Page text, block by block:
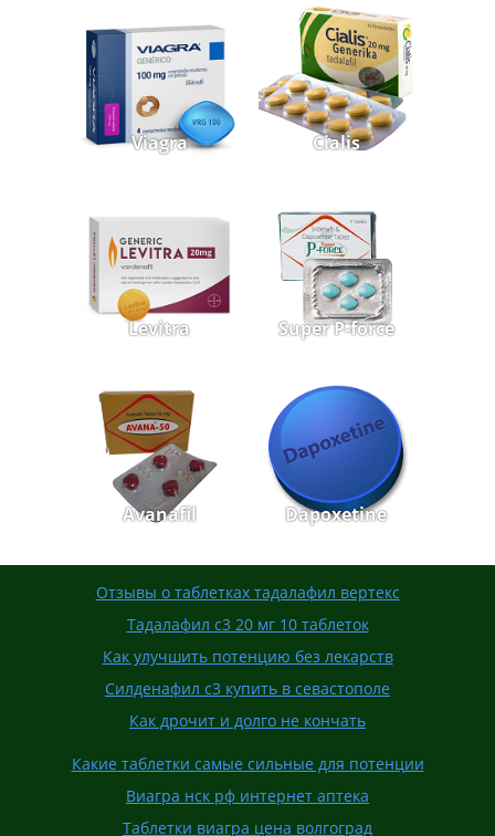
Viagra Cialis
Levitra Super P-force
Avanafil Dapoxetine
Отзывы о таблетках тадалафил вертекс
Тадалафил с3 20 мг 10 таблеток
Как улучшить потенцию без лекарств
Силденафил с3 купить в севастополе
Как дрочит и долго не кончать
Какие таблетки самые сильные для потенции
Виагра нск рф интернет аптека
Таблетки виагра цена волгоград